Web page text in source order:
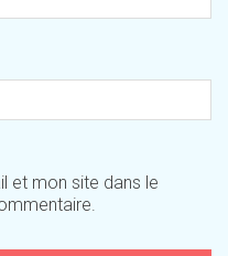
et mon site dans le